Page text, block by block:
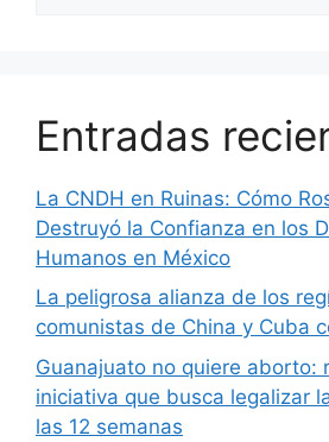
Entradas
La CNDH en Ruinas: Cómo
Destruyó la Confianza en los
Humanos en México
La peligrosa alianza de los
comunistas de China y Cuba
Guanajuato no quiere aborto:
iniciativa que busca legalizar
las 12 semanas